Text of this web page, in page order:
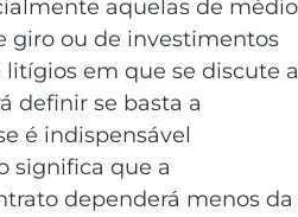
aquelas de
giro ou de investimentos
em que se discute
definir se basta a
é indispensável
significa que a
dependerá menos